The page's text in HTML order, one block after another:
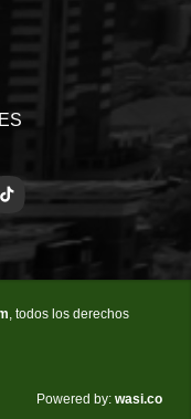
, todos los derechos
Powered by: wasi.co